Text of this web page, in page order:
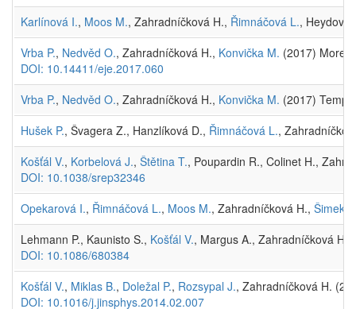
Karlínová I., Moos M., Zahradníčková H., Řimnáčová L., Heydová
Vrba P., Nedvěd O., Zahradníčková H., Konvička M. (2017) More
DOI: 10.14411/eje.2017.060
Vrba P., Nedvěd O., Zahradníčková H., Konvička M. (2017)
Hušek P., Švagera Z., Hanzlíková D., Řimnáčová L.,
Košťál V., Korbelová J., Štětina T., Poupardin R., Colinet H.,
DOI: 10.1038/srep32346
Opekarová I., Řimnáčová L., Moos M., Zahradníčková H., Šimek P.
Lehmann P., Kaunisto S., Košťál V., Margus A., Zahradníčková
DOI: 10.1086/680384
Košťál V., Miklas B., Doležal P., Rozsypal J., Zahradníčková H.
DOI: 10.1016/j.jinsphys.2014.02.007